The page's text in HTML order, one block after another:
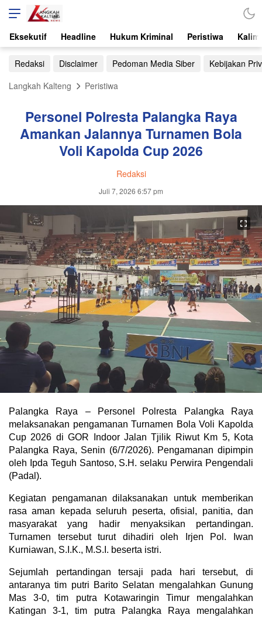
Eksekutif Headline Hukum Kriminal Peristiwa
Redaksi Disclaimer Pedoman Media Siber
Kebijakan
Langkah Kalteng
Peristiwa
Personel Polresta Palangka Raya
Amankan Jalannya Turnamen Bola
Voli Kapolda Cup 2026
Redaksi
Juli 7, 2026 6:57 pm
Palangka Raya – Personel Polresta Palangka Raya
melaksanakan pengamanan Turnamen Bola Voli Kapolda
Cup 2026 di GOR Indoor Jalan Tjilik Riwut Km 5, Kota
Palangka Raya, Senin (6/7/2026). Pengamanan dipimpin
oleh Ipda Teguh Santoso, S.H. selaku Perwira Pengendali
(Padal).
Kegiatan pengamanan dilaksanakan untuk memberikan
rasa aman kepada seluruh peserta, ofisial, panitia, dan
masyarakat yang hadir menyaksikan pertandingan.
Turnamen tersebut turut dihadiri oleh Irjen Pol. Iwan
Kurniawan, S.I.K., M.S.I. beserta istri.
Sejumlah pertandingan tersaji pada hari tersebut, di
antaranya tim putri Barito Selatan mengalahkan Gunung
Mas 3-0, tim putra Kotawaringin Timur mengalahkan
Katingan 3-1, tim putra Palangka Raya mengalahkan